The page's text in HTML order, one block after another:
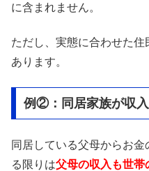
に含まれません。
ただし、実態に合わせた
あります。
例②：同居家族が収
同居している父母からお
る限りは父母の収入も世帯